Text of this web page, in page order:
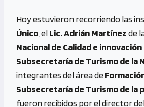
Hoy estuvieron recorriendo las
Único , elLic. Adrián Martínezde
Nacional de Calidad e
Subsecretaría de Turismo de la
integrantes del área de
Subsecretaría de Turismo de la
fueron recibidos por el director